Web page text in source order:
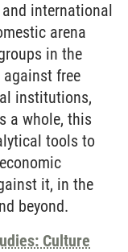
international
arena
in the
free
institutions,
a whole, this
tools to
it, in the
beyond.
Culture